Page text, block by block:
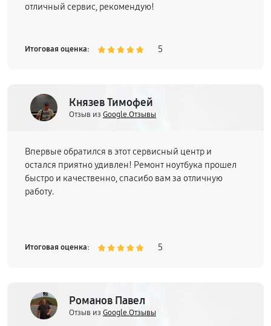
отличный сервис, рекомендую!
Итоговая оценка: 5
Князев Тимофей
Отзыв из Google.Отзывы
Впервые обратился в этот сервисный центр и
остался приятно удивлен! Ремонт ноутбука прошел
быстро и качественно, спасибо вам за отличную
работу.
Итоговая оценка: 5
Романов Павел
Отзыв из Google.Отзывы